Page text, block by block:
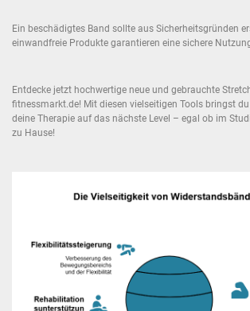
Ein beschädigtes Band sollte aus Sicherheitsgründen
einwandfreie Produkte garantieren eine sichere
Entdecke jetzt hochwertige neue und gebrauchte
fitnessmarkt.de! Mit diesen vielseitigen Tools bringst
deine Therapie auf das nächste Level – egal ob im
zu Hause!